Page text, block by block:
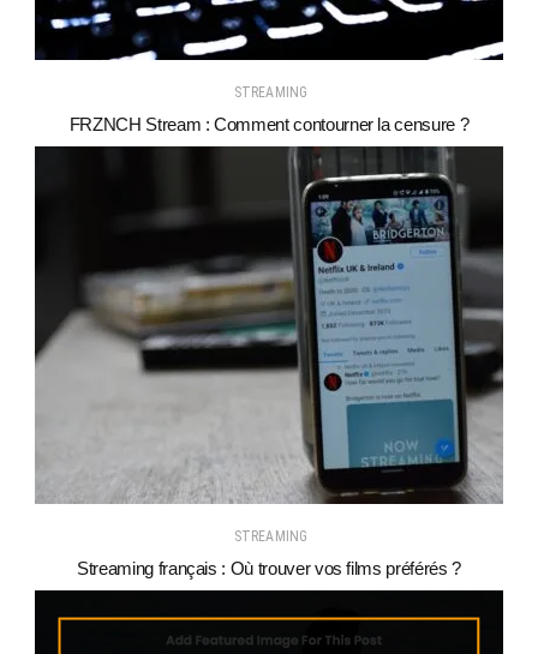
STREAMING
FRZNCH Stream : Comment contourner la censure ?
STREAMING
Streaming français : Où trouver vos films préférés ?